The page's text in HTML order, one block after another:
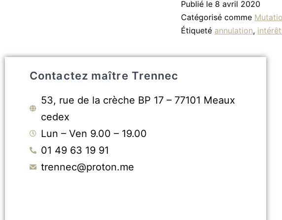
Publié le 8 avril 2020
Catégorisé comme
Étiqueté annulation,
Contactez maître Trennec
53, rue de la crèche BP 17 – 77101 Meaux
cedex
Lun – Ven 9.00 – 19.00
01 49 63 19 91
trennec@proton.me